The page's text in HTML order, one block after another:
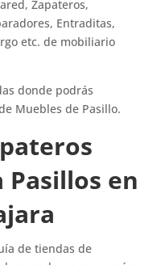
Zapateros,
Entraditas,
etc. de mobiliario
donde podrás
Muebles de Pasillo.
en
de tiendas de